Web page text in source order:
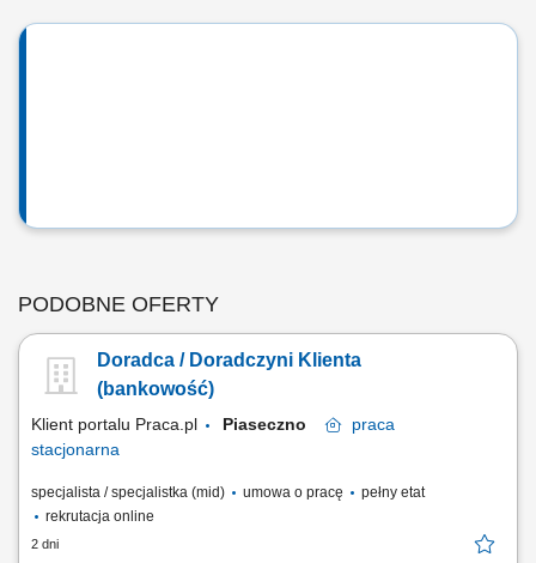
PODOBNE OFERTY
Doradca / Doradczyni Klienta
(bankowość)
Klient portalu Praca.pl Piaseczno
praca
stacjonarna
specjalista / specjalistka (mid) umowa o pracę
pełny etat
rekrutacja online
2 dni